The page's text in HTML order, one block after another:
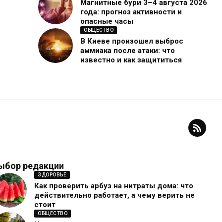
Магнитные бури 3–4 августа 2026
года: прогноз активности и
опасные часы
ОБЩЕСТВО
В Киеве произошел выброс
аммиака после атаки: что
известно и как защититься
редакции
ЗДОРОВЬЕ
Как проверить арбуз на нитраты дома: что
действительно работает, а чему верить не
стоит
ОБЩЕСТВО